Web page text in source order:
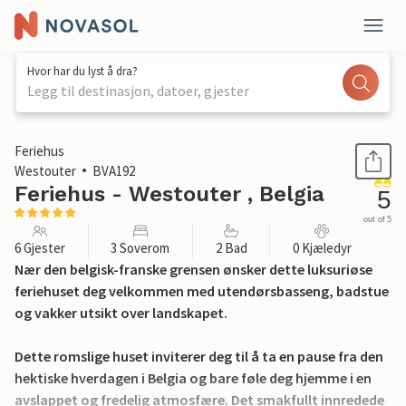
Hvor har du lyst å dra?
Legg til destinasjon, datoer, gjester
1 / 24
Feriehus
Westouter
BVA192
Feriehus - Westouter , Belgia 5
out of 5
6 Gjester 3 Soverom 2 Bad 0 Kjæledyr
Nær den belgisk-franske grensen ønsker dette luksuriøse
feriehuset deg velkommen med utendørsbasseng, badstue
og vakker utsikt over landskapet.
Dette romslige huset inviterer deg til å ta en pause fra den
hektiske hverdagen i Belgia og bare føle deg hjemme i en
avslappet og fredelig atmosfære. Det smakfullt innredede